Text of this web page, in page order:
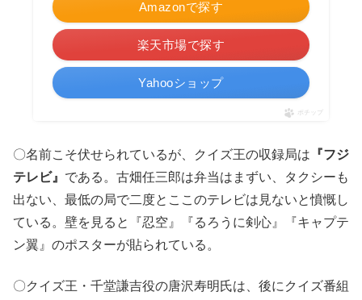
Amazonで探す
楽天市場で探す
Yahooショップ
ポチップ
〇名前こそ伏せられているが、クイズ王の収録局は 『フジ
テレビ』 である。古畑任三郎は弁当はまずい、タクシーも
出ない、最低の局で二度とここのテレビは見ないと憤慨し
ている。壁を見ると『忍空』『るろうに剣心』『キャプテ
ン翼』のポスターが貼られている。
〇クイズ王・千堂謙吉役の唐沢寿明氏は、後にクイズ番組